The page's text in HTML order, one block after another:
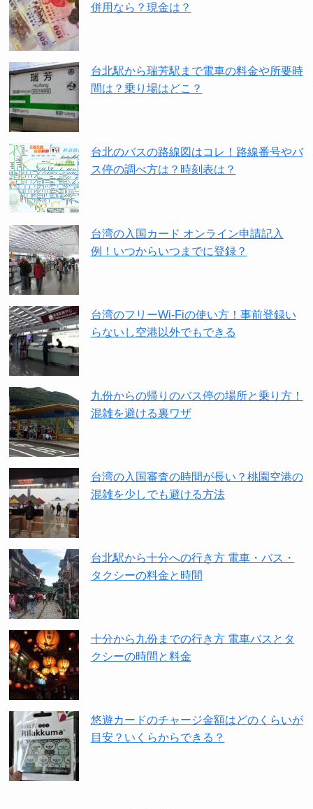
併用なら？現金は？
台北駅から瑞芳駅まで電車の料金や所要時
間は？乗り場はどこ？
台北のバスの路線図はコレ！路線番号やバ
ス停の調べ方は？時刻表は？
台湾の入国カード オンライン申請記入
例！いつからいつまでに登録？
台湾のフリーWi-Fiの使い方！事前登録い
らないし空港以外でもできる
九份からの帰りのバス停の場所と乗り方！
混雑を避ける裏ワザ
台湾の入国審査の時間が長い？桃園空港の
混雑を少しでも避ける方法
台北駅から十分への行き方 電車・バス・
タクシーの料金と時間
十分から九份までの行き方 電車バスとタ
クシーの時間と料金
悠遊カードのチャージ金額はどのくらいが
目安？いくらからできる？